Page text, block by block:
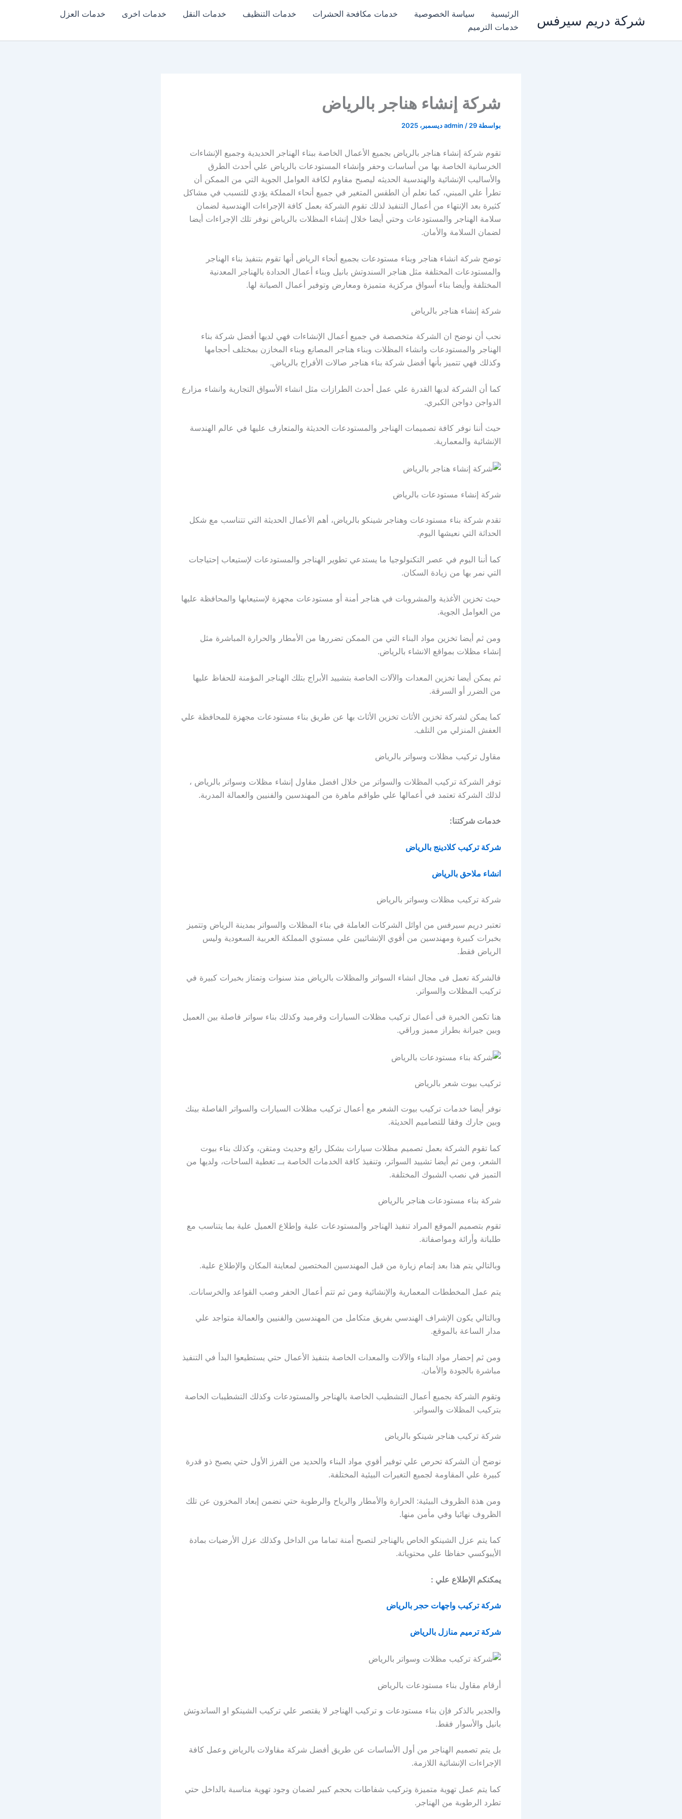
شركة دريم سيرفس الرئيسية سياسة الخصوصية خدمات مكافحة الحشرات خدمات التنظيف خدمات النقل خدمات اخرى
خدمات العزل
خدمات الترميم
شركة إنشاء هناجر بالرياض
بواسطة admin / 29 ديسمبر، 2025
تقوم شركة إنشاء هناجر بالرياض بجميع الأعمال الخاصة ببناء الهناجر الحديدية وجميع الإنشاءات
الخرسانية الخاصة بها من أساسات وحفر وإنشاء المستودعات بالرياض علي أحدث الطرق
والأساليب الإنشائية والهندسية الحديثه ليصبح مقاوم لكافة العوامل الجوية التي من الممكن أن
تطرأ علي المبني، كما نعلم أن الطقس المتغير في جميع أنحاء المملكة يؤدي للتسبب في مشاكل
كثيرة بعد الإنتهاء من أعمال التنفيذ لذلك تقوم الشركة بعمل كافة الإجراءات الهندسية لضمان
سلامة الهناجر والمستودعات وحتي أيضا خلال إنشاء المظلات بالرياض نوفر تلك الإجراءات أيضا
لضمان السلامة والأمان.
توضح شركة انشاء هناجر وبناء مستودعات بجميع أنحاء الرياض أنها تقوم بتنفيذ بناء الهناجر
والمستودعات المختلفة مثل هناجر السندوتش بانيل وبناء أعمال الحدادة بالهناجر المعدنية
المختلفة وأيضا بناء أسواق مركزية متميزة ومعارض وتوفير أعمال الصيانة لها.
شركة إنشاء هناجر بالرياض
نحب أن نوضح ان الشركة متخصصة في جميع أعمال الإنشاءات فهي لديها أفضل شركة بناء
الهناجر والمستودعات وانشاء المظلات وبناء هناجر المصانع وبناء المخازن بمختلف أحجامها
وكذلك فهي تتميز بأنها أفضل شركة بناء هناجر صالات الأفراح بالرياض.
كما أن الشركة لديها القدرة علي عمل أحدث الطرازات مثل انشاء الأسواق التجارية وانشاء مزارع
الدواجن دواجن الكبري.
حيث أننا نوفر كافة تصميمات الهناجر والمستودعات الحديثة والمتعارف عليها في عالم الهندسة
الإنشائية والمعمارية.
شركة إنشاء مستودعات بالرياض
تقدم شركة بناء مستودعات وهناجر شينكو بالرياض، أهم الأعمال الحديثة التي تتناسب مع شكل
الحداثة التي نعيشها اليوم.
كما أننا اليوم في عصر التكنولوجيا ما يستدعي تطوير الهناجر والمستودعات لإستيعاب إحتياجات
التي نمر بها من زيادة السكان.
حيث تخزين الأغذية والمشروبات في هناجر أمنة أو مستودعات مجهزة لإستيعابها والمحافظة عليها
من العوامل الجوية.
ومن ثم أيضا تخزين مواد البناء التي من الممكن تضررها من الأمطار والحرارة المباشرة مثل
إنشاء مظلات بمواقع الانشاء بالرياض.
ثم يمكن أيضا تخزين المعدات والآلات الخاصة بتشييد الأبراج بتلك الهناجر المؤمنة للحفاظ عليها
من الضرر أو السرقة.
كما يمكن لشركة تخزين الأثاث تخزين الأثاث بها عن طريق بناء مستودعات مجهزة للمحافظة علي
العفش المنزلي من التلف.
مقاول تركيب مظلات وسواتر بالرياض
توفر الشركة تركيب المظلات والسواتر من خلال افضل مقاول إنشاء مظلات وسواتر بالرياض ،
لذلك الشركة تعتمد في أعمالها علي طواقم ماهرة من المهندسين والفنيين والعمالة المدربة.
خدمات شركتنا:
شركة تركيب كلادينج بالرياض
انشاء ملاحق بالرياض
شركة تركيب مظلات وسواتر بالرياض
تعتبر دريم سيرفس من اوائل الشركات العاملة في بناء المظلات والسواتر بمدينة الرياض وتتميز
بخبرات كبيرة ومهندسين من أقوي الإنشائيين علي مستوي المملكة العربية السعودية وليس
الرياض فقط.
فالشركة تعمل فى مجال انشاء السواتر والمظلات بالرياض منذ سنوات وتمتاز بخبرات كبيرة في
تركيب المظلات والسواتر.
هنا تكمن الخبرة فى أعمال تركيب مظلات السيارات وقرميد وكذلك بناء سواتر فاصلة بين العميل
وبين جيرانة بطراز مميز وراقي.
تركيب بيوت شعر بالرياض
نوفر أيضا خدمات تركيب بيوت الشعر مع أعمال تركيب مظلات السيارات والسواتر الفاصلة بينك
وبين جارك وفقا للتصاميم الحديثة.
كما تقوم الشركة بعمل تصميم مظلات سيارات بشكل رائع وحديث ومتقن، وكذلك بناء بيوت
الشعر، ومن ثم أيضا تشييد السواتر، وتنفيذ كافة الخدمات الخاصة بــ تغطية الساحات، ولديها من
التميز في نصب الشبوك المختلفة.
شركة بناء مستودعات هناجر بالرياض
تقوم بتصميم الموقع المراد تنفيذ الهناجر والمستودعات علية وإطلاع العميل علية بما يتناسب مع
طلباتة وأرائة ومواصفاتة.
وبالتالي يتم هذا بعد إتمام زيارة من قبل المهندسين المختصين لمعاينة المكان والإطلاع علية.
يتم عمل المخططات المعمارية والإنشائية ومن ثم تتم أعمال الحفر وصب القواعد والخرسانات.
وبالتالي يكون الإشراف الهندسي بفريق متكامل من المهندسين والفنيين والعمالة متواجد علي
مدار الساعة بالموقع.
ومن ثم إحضار مواد البناء والآلات والمعدات الخاصة بتنفيذ الأعمال حتي يستطيعوا البدأ في التنفيذ
مباشرة بالجودة والأمان.
وتقوم الشركة بجميع أعمال التشطيب الخاصة بالهناجر والمستودعات وكذلك التشطيبات الخاصة
بتركيب المظلات والسواتر.
شركة تركيب هناجر شينكو بالرياض
نوضح أن الشركة تحرص علي توفير أقوي مواد البناء والحديد من الفرز الأول حتي يصبح ذو قدرة
كبيرة علي المقاومة لجميع التغيرات البيئية المختلفة.
ومن هذة الظروف البيئية: الحرارة والأمطار والرياح والرطوبة حتي نضمن إبعاد المخزون عن تلك
الظروف نهائيا وفي مأمن منها.
كما يتم عزل الشينكو الخاص بالهناجر لتصبح أمنة تماما من الداخل وكذلك عزل الأرضيات بمادة
الأيبوكسي حفاظا علي محتوياتة.
يمكنكم الإطلاع علي :
شركة تركيب واجهات حجر بالرياض
شركة ترميم منازل بالرياض
أرقام مقاول بناء مستودعات بالرياض
والجدير بالذكر فإن بناء مستودعات و تركيب الهناجر لا يقتصر علي تركيب الشينكو او الساندوتش
بانيل والأسوار فقط.
بل يتم تصميم الهناجر من أول الأساسات عن طريق أفضل شركة مقاولات بالرياض وعمل كافة
الإجراءات الإنشائية اللازمة.
كما يتم عمل تهوية متميزة وتركيب شفاطات بحجم كبير لضمان وجود تهوية مناسبة بالداخل حتي
تطرد الرطوبة من الهناجر.